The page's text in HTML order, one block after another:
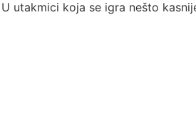
utakmici koja se igra nešto